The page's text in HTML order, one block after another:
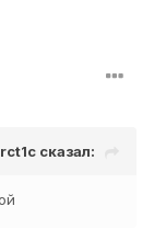
сказал: